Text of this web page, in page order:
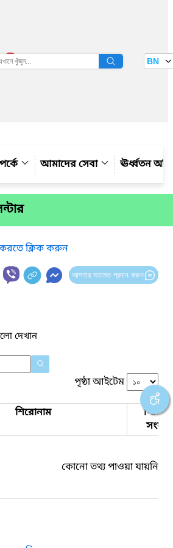
তথ্য বাতায়ন BN
আমাদের সেবা ঊর্ধ্বতন
ক্লিক করুন
আপনার মতামত প্রদান করুন
দেখান
পৃষ্ঠা আইটেম
শিরোনাম
কোনো তথ্য পাওয়া যায়নি।